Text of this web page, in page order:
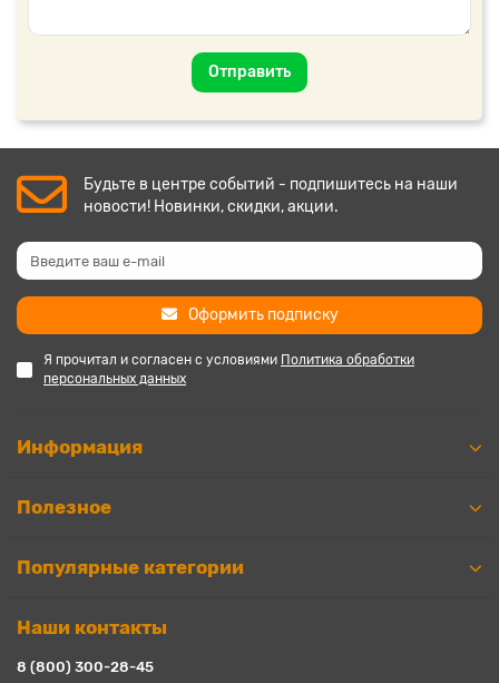
Отправить
Будьте в центре событий - подпишитесь на наши
новости! Новинки, скидки, акции.
Оформить подписку
Я прочитал и согласен с условиями Политика обработки
персональных данных
Информация
Полезное
Популярные категории
Наши контакты
8 (800) 300-28-45